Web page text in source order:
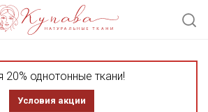
20% однотонные ткани!
Условия акции